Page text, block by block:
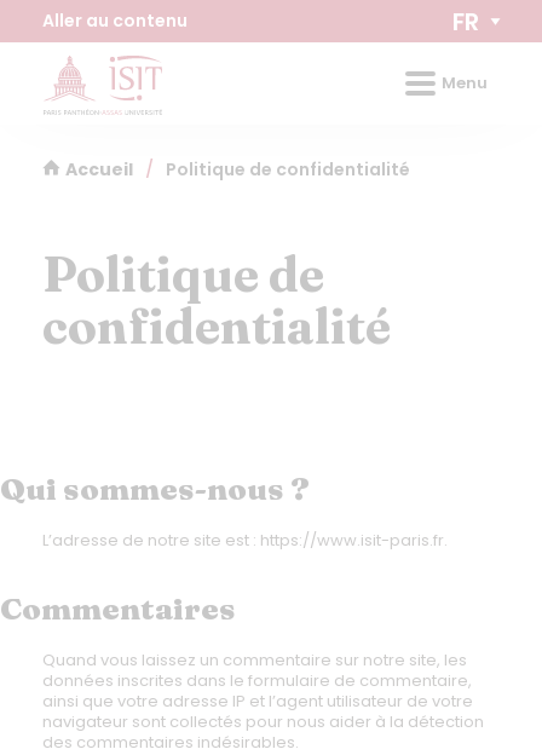
Panneau de gestion des cookies
Aller au contenu FR
Menu
Accueil / Politique de confidentialité
Politique de
confidentialité
Qui sommes-nous ?
L’adresse de notre site est : https://www.isit-paris.fr.
Commentaires
Quand vous laissez un commentaire sur notre site, les
données inscrites dans le formulaire de commentaire,
ainsi que votre adresse IP et l’agent utilisateur de votre
navigateur sont collectés pour nous aider à la détection
des commentaires indésirables.